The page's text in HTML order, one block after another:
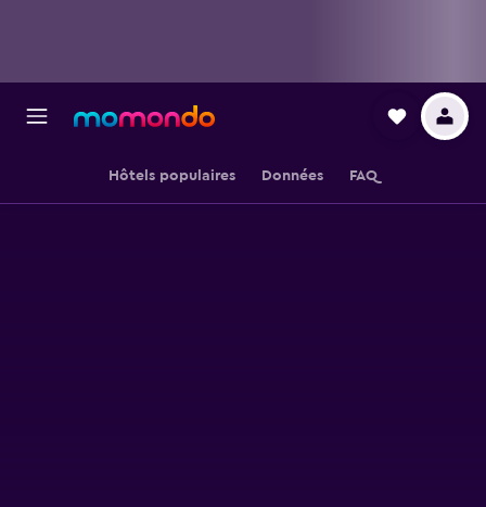
Hôtels populaires Données FAQ